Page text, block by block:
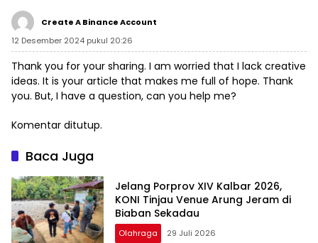
Create A Binance Account
12 Desember 2024 pukul 20:26
Thank you for your sharing. I am worried that I lack creative
ideas. It is your article that makes me full of hope. Thank
you. But, I have a question, can you help me?
Komentar ditutup.
Baca Juga
Jelang Porprov XIV Kalbar 2026,
KONI Tinjau Venue Arung Jeram di
Biaban Sekadau
Olahraga 29 Juli 2026